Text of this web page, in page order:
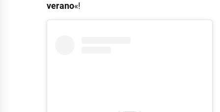
verano«!